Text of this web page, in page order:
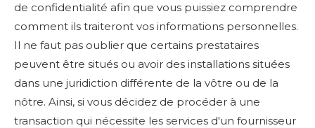
de confidentialité afin que vous puissiez comprendre
comment ils traiteront vos informations personnelles.
Il ne faut pas oublier que certains prestataires
peuvent être situés ou avoir des installations situées
dans une juridiction différente de la vôtre ou de la
nôtre. Ainsi, si vous décidez de procéder à une
transaction qui nécessite les services d'un fournisseur